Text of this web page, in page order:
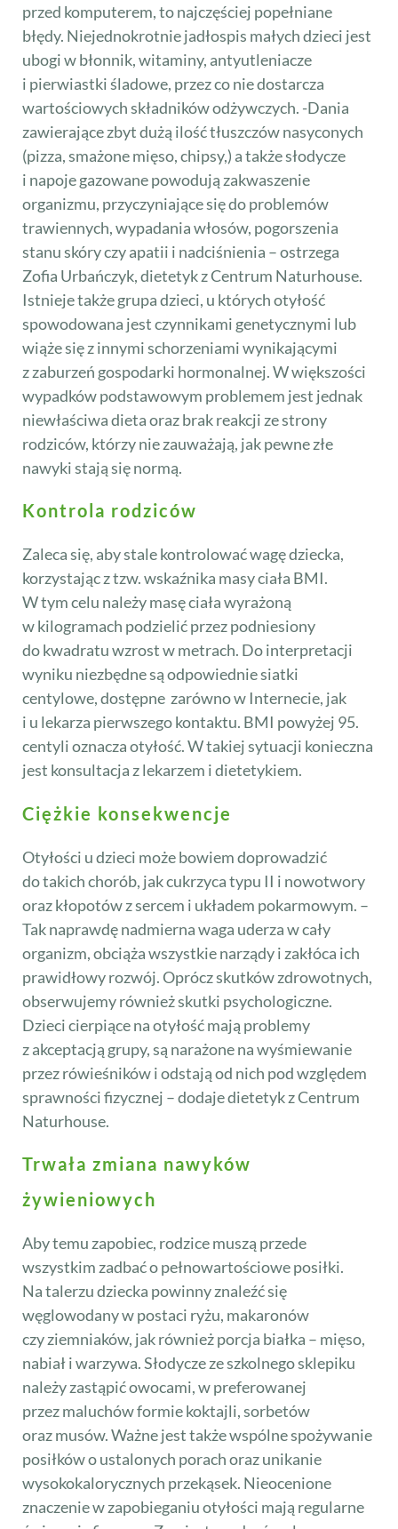
przed komputerem, to najczęściej popełniane
błędy. Niejednokrotnie jadłospis małych dzieci jest
ubogi w błonnik, witaminy, antyutleniacze
i pierwiastki śladowe, przez co nie dostarcza
wartościowych składników odżywczych. -Dania
zawierające zbyt dużą ilość tłuszczów nasyconych
(pizza, smażone mięso, chipsy,) a także słodycze
i napoje gazowane powodują zakwaszenie
organizmu, przyczyniające się do problemów
trawiennych, wypadania włosów, pogorszenia
stanu skóry czy apatii i nadciśnienia – ostrzega
Zofia Urbańczyk, dietetyk z Centrum Naturhouse.
Istnieje także grupa dzieci, u których otyłość
spowodowana jest czynnikami genetycznymi lub
wiąże się z innymi schorzeniami wynikającymi
z zaburzeń gospodarki hormonalnej. W większości
wypadków podstawowym problemem jest jednak
niewłaściwa dieta oraz brak reakcji ze strony
rodziców, którzy nie zauważają, jak pewne złe
nawyki stają się normą.
Kontrola rodziców
Zaleca się, aby stale kontrolować wagę dziecka,
korzystając z tzw. wskaźnika masy ciała BMI.
W tym celu należy masę ciała wyrażoną
w kilogramach podzielić przez podniesiony
do kwadratu wzrost w metrach. Do interpretacji
wyniku niezbędne są odpowiednie siatki
centylowe, dostępne zarówno w Internecie, jak
i u lekarza pierwszego kontaktu. BMI powyżej 95.
centyli oznacza otyłość. W takiej sytuacji konieczna
jest konsultacja z lekarzem i dietetykiem.
Ciężkie konsekwencje
Otyłości u dzieci może bowiem doprowadzić
do takich chorób, jak cukrzyca typu II i nowotwory
oraz kłopotów z sercem i układem pokarmowym. –
Tak naprawdę nadmierna waga uderza w cały
organizm, obciąża wszystkie narządy i zakłóca ich
prawidłowy rozwój. Oprócz skutków zdrowotnych,
obserwujemy również skutki psychologiczne.
Dzieci cierpiące na otyłość mają problemy
z akceptacją grupy, są narażone na wyśmiewanie
przez rówieśników i odstają od nich pod względem
sprawności fizycznej – dodaje dietetyk z Centrum
Naturhouse.
Trwała zmiana nawyków
żywieniowych
Aby temu zapobiec, rodzice muszą przede
wszystkim zadbać o pełnowartościowe posiłki.
Na talerzu dziecka powinny znaleźć się
węglowodany w postaci ryżu, makaronów
czy ziemniaków, jak również porcja białka – mięso,
nabiał i warzywa. Słodycze ze szkolnego sklepiku
należy zastąpić owocami, w preferowanej
przez maluchów formie koktajli, sorbetów
oraz musów. Ważne jest także wspólne spożywanie
posiłków o ustalonych porach oraz unikanie
wysokokalorycznych przekąsek. Nieocenione
znaczenie w zapobieganiu otyłości mają regularne